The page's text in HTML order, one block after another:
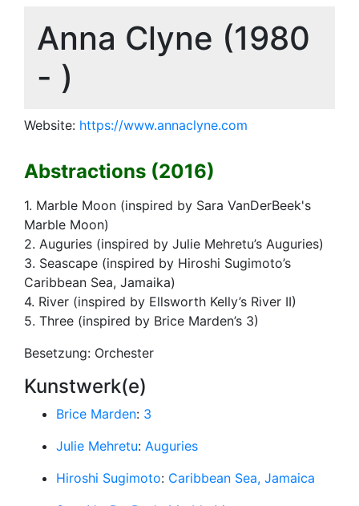
Anna Clyne (1980
- )
Website: https://www.annaclyne.com
Abstractions (2016)
1. Marble Moon (inspired by Sara VanDerBeek's
Marble Moon)
2. Auguries (inspired by Julie Mehretu’s Auguries)
3. Seascape (inspired by Hiroshi Sugimoto’s
Caribbean Sea, Jamaika)
4. River (inspired by Ellsworth Kelly’s River II)
5. Three (inspired by Brice Marden’s 3)
Besetzung: Orchester
Kunstwerk(e)
Brice Marden: 3
Julie Mehretu: Auguries
Hiroshi Sugimoto: Caribbean Sea, Jamaica